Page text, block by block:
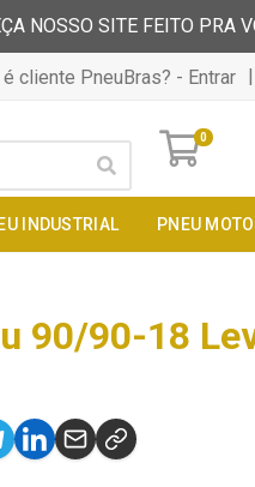
NOSSO SITE FEITO PRA
cliente PneuBras? - Entrar |
0
INDUSTRIAL PNEU MOTO
90/90-18